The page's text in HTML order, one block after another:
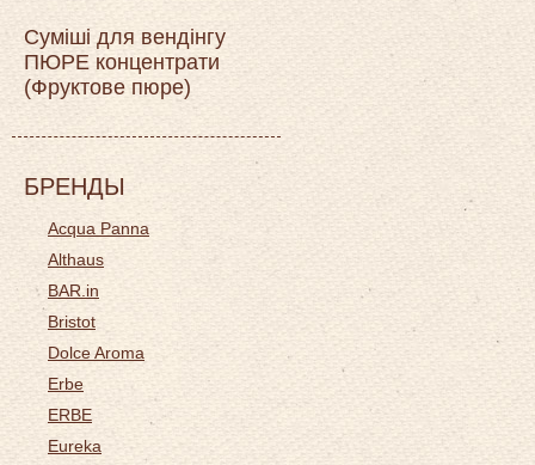
Суміші для вендінгу
ПЮРЕ концентрати
(Фруктове пюре)
БРЕНДЫ
Acqua Panna
Althaus
BAR.in
Bristot
Dolce Aroma
Erbe
ERBE
Eureka